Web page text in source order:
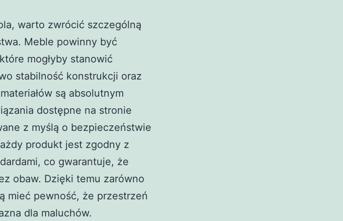
warto zwrócić szczególną
Meble powinny być
mogłyby stanowić
stabilność konstrukcji oraz
są absolutnym
dostępne na stronie
z myślą o bezpieczeństwie
produkt jest zgodny z
co gwarantuje, że
obaw. Dzięki temu zarówno
mieć pewność, że przestrzeń
dla maluchów.